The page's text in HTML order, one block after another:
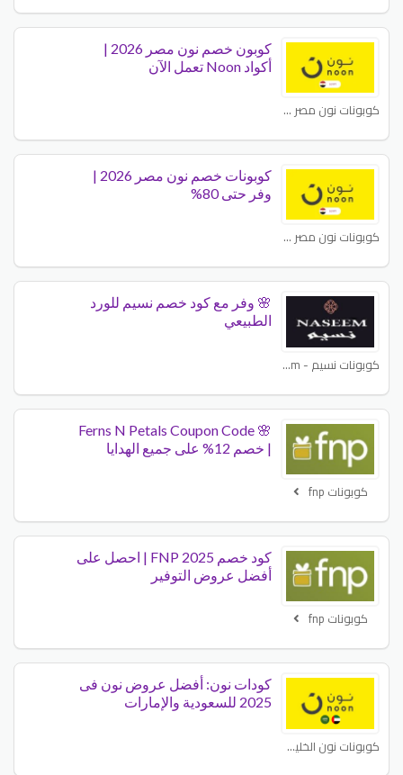
كوبونات نون مصر - NOON EG
كوبون خصم نون مصر 2026 |
أكواد Noon تعمل الآن
كوبونات نون مصر - NOON EG
كوبونات خصم نون مصر 2026 |
وفر حتى 80%
كوبونات نسيم - Naseem
🌸 وفر مع كود خصم نسيم للورد
الطبيعي
كوبونات fnp
🌸 Ferns N Petals Coupon Code
| خصم 12% على جميع الهدايا
كوبونات fnp
كود خصم FNP 2025 | احصل على
أفضل عروض التوفير
كوبونات نون الخليج - Noon GCC
كودات نون: أفضل عروض نون فى
2025 للسعودية والإمارات